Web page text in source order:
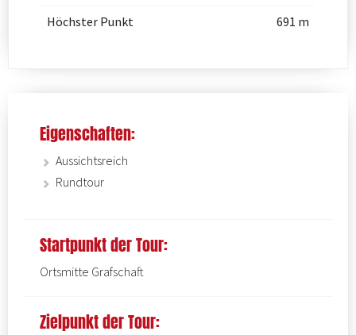
Höchster Punkt
691 m
Eigenschaften:
Aussichtsreich
Rundtour
Startpunkt der Tour:
Ortsmitte Grafschaft
Zielpunkt der Tour: